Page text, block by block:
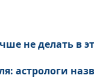
не делать в
астрологи